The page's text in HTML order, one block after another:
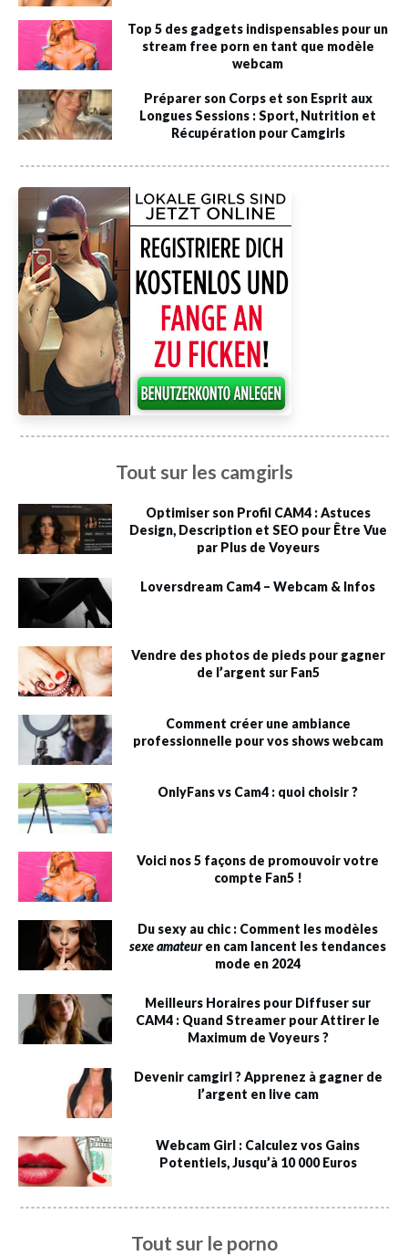
Top 5 des gadgets indispensables pour un
stream free porn en tant que modèle
webcam
Préparer son Corps et son Esprit aux
Longues Sessions : Sport, Nutrition et
Récupération pour Camgirls
Tout sur les camgirls
Optimiser son Profil CAM4 : Astuces
Design, Description et SEO pour Être Vue
par Plus de Voyeurs
Loversdream Cam4 – Webcam & Infos
Vendre des photos de pieds pour gagner
de l’argent sur Fan5
Comment créer une ambiance
professionnelle pour vos shows webcam
OnlyFans vs Cam4 : quoi choisir ?
Voici nos 5 façons de promouvoir votre
compte Fan5 !
Du sexy au chic : Comment les modèles
sexe amateuren cam lancent les tendances
mode en 2024
Meilleurs Horaires pour Diffuser sur
CAM4 : Quand Streamer pour Attirer le
Maximum de Voyeurs ?
Devenir camgirl ? Apprenez à gagner de
l’argent en live cam
Webcam Girl : Calculez vos Gains
Potentiels, Jusqu’à 10 000 Euros
Tout sur le porno